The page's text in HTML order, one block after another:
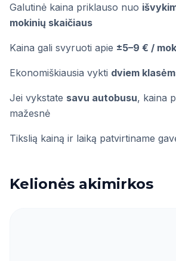
Galutinė kaina priklauso nuo
mokinių skaičiaus
Kaina gali svyruoti apie ±5–9 € /
Ekonomiškiausia vykti dviem
Jei vykstate savu autobusu, kaina
mažesnė
Tikslią kainą ir laiką patvirtiname
Kelionės akimirkos